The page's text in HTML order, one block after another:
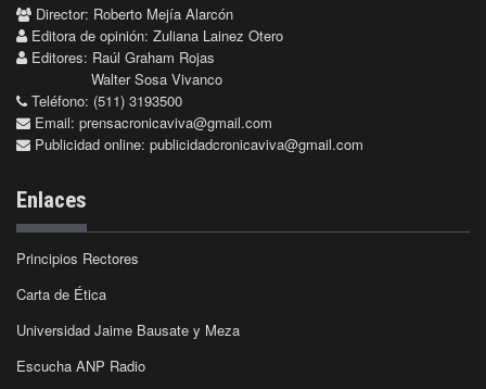
Director: Roberto Mejía Alarcón
Editora de opinión: Zuliana Lainez Otero
Editores: Raúl Graham Rojas
Walter Sosa Vivanco
Teléfono: (511) 3193500
Email: prensacronicaviva@gmail.com
Publicidad online: publicidadcronicaviva@gmail.com
Enlaces
Principios Rectores
Carta de Ética
Universidad Jaime Bausate y Meza
Escucha ANP Radio